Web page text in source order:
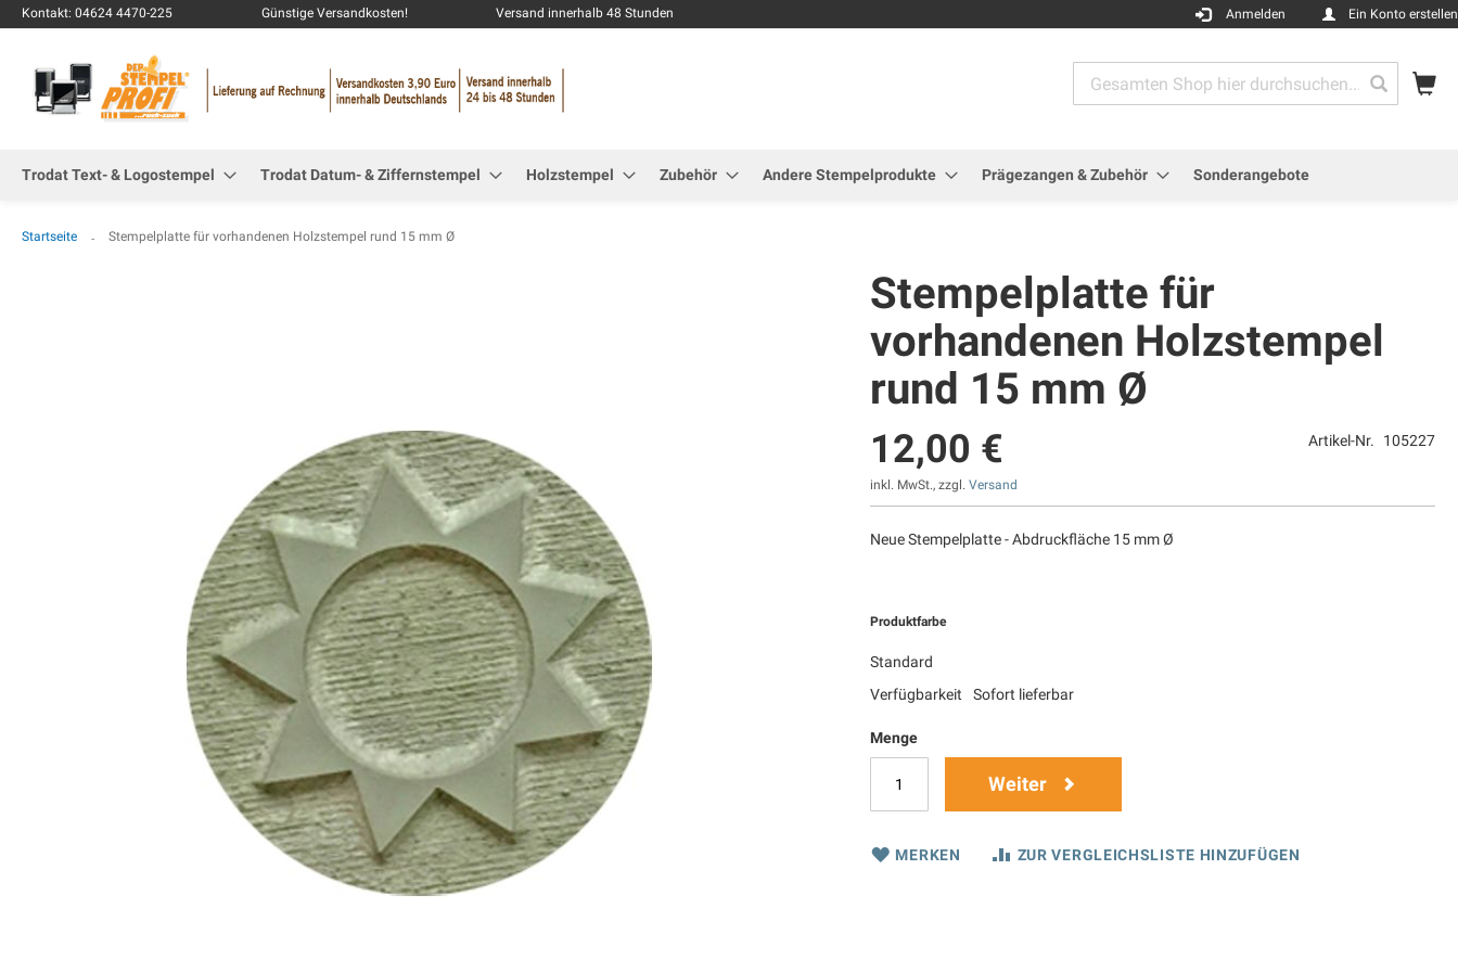
Kontakt: 04624 4470-225 Günstige Versandkosten! Versand innerhalb 48 Stunden Anmelden Ein Konto erstellen
Search
Trodat Text- & Logostempel Trodat Datum- & Ziffernstempel Holzstempel Zubehör Andere Stempelprodukte Prägezangen & Zubehör Sonderangebote
Startseite Stempelplatte für vorhandenen Holzstempel rund 15 mm Ø
Stempelplatte für
vorhandenen Holzstempel
rund 15 mm Ø
12,00 €
inkl. MwSt., zzgl.Versand
Artikel-Nr. 105227
Neue Stempelplatte - Abdruckfläche 15 mm Ø
Produktfarbe
Standard
Verfügbarkeit
Sofort lieferbar
Menge
Weiter
MERKEN ZUR VERGLEICHSLISTE HINZUFÜGEN